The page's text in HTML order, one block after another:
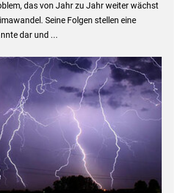
das von Jahr zu Jahr weiter wächst
Seine Folgen stellen eine
dar und ...